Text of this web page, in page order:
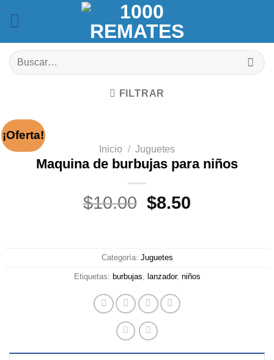
Buscar
por:
FILTRAR
¡Oferta!
Inicio / Juguetes
Maquina de burbujas para niños
$10.00 El
era:
$10.00.
$8.50
es:
$8.50.
Categoría: Juguetes
Etiquetas: burbujas, lanzador, niños